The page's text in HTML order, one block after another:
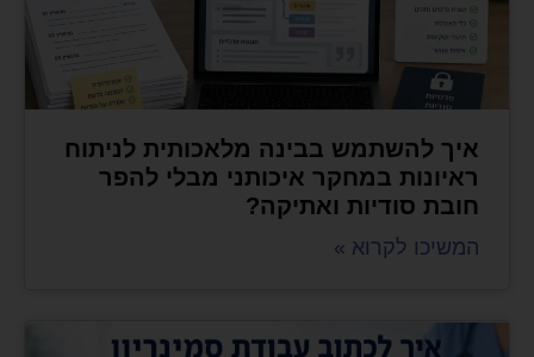
איך להשתמש בבינה מלאכותית לניתוח
ראיונות במחקר איכותני מבלי להפר
חובת סודיות ואתיקה?
המשיכו לקרוא »